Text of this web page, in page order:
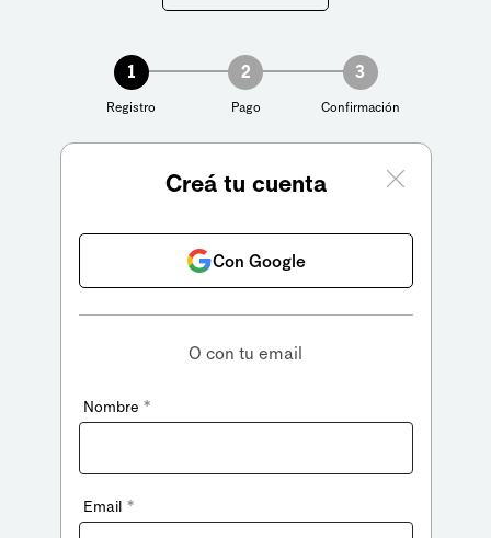
1
Registro
2
Pago
3
Confirmación
Creá tu cuenta
Con Google
O con tu email
Nombre *
Email *